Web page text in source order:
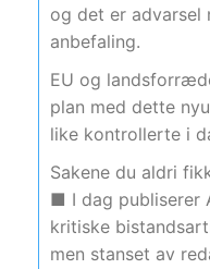
og det er
anbefaling.
EU og
plan med dette
like kontrollerte i
Sakene du aldri
■ I dag publiserer
kritiske
men stanset av